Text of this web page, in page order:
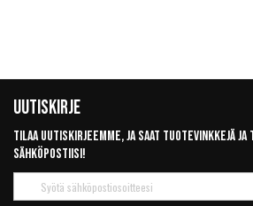
Uutiskirje
Tilaa uutiskirjeemme, ja saat tuotevinkkejä ja
sähköpostiisi!
uutiskirje